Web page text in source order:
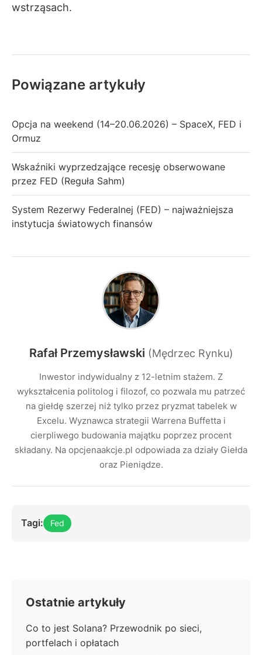
wstrząsach.
Powiązane artykuły
Opcja na weekend (14–20.06.2026) – SpaceX, FED i
Ormuz
Wskaźniki wyprzedzające recesję obserwowane
przez FED (Reguła Sahm)
System Rezerwy Federalnej (FED) – najważniejsza
instytucja światowych finansów
Rafał Przemysławski (Mędrzec Rynku)
Inwestor indywidualny z 12-letnim stażem. Z
wykształcenia politolog i filozof, co pozwala mu patrzeć
na giełdę szerzej niż tylko przez pryzmat tabelek w
Excelu. Wyznawca strategii Warrena Buffetta i
cierpliwego budowania majątku poprzez procent
składany. Na opcjenaakcje.pl odpowiada za działy Giełda
oraz Pieniądze.
Tagi: Fed
Ostatnie artykuły
Co to jest Solana? Przewodnik po sieci,
portfelach i opłatach